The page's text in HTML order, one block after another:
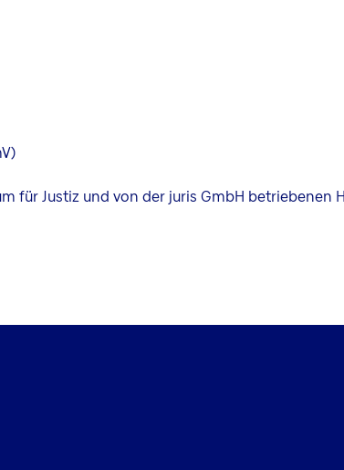
für Justiz und von der juris GmbH betriebenen